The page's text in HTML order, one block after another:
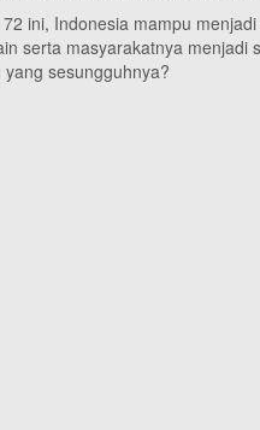
ini, Indonesia mampu
serta masyarakatnya menjadi
sesungguhnya?